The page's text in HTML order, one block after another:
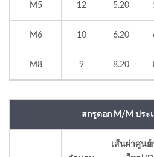
M5 12 5.20
M6 10 6.20
M8 9 8.20
สกรูตอก M/M ประเ
เส้นผ่าศูนย์